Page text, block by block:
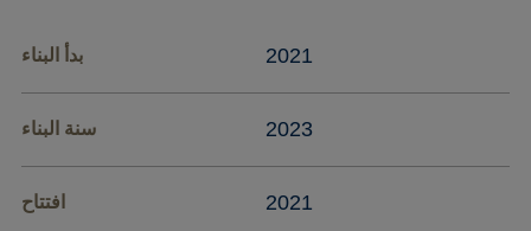
بدأ البناء 2021
سنة البناء 2023
افتتاح 2021